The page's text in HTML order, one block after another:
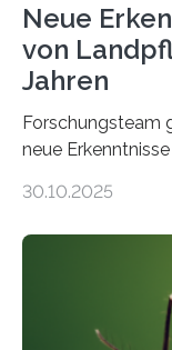
Neue
von
Jahren
Forschungsteam
neue
Landpflanzen
Grünalgen, die
lebten. Unter den
die noch heute
30.10.2025